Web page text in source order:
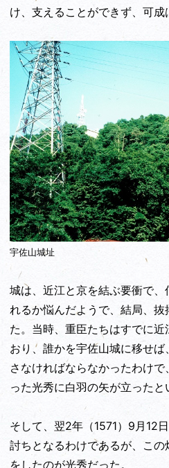
け、支えることができず、可成
宇佐山城址
城は、近江と京を結ぶ要衝で
れるか悩んだようで、結局、
た。当時、重臣たちはすでに
おり、誰かを宇佐山城に移せ
さなければならなかったわけ
った光秀に白羽の矢が立ったと
そして、翌2年（1571）9月12
討ちとなるわけであるが、こ
をしたのが光秀だった。